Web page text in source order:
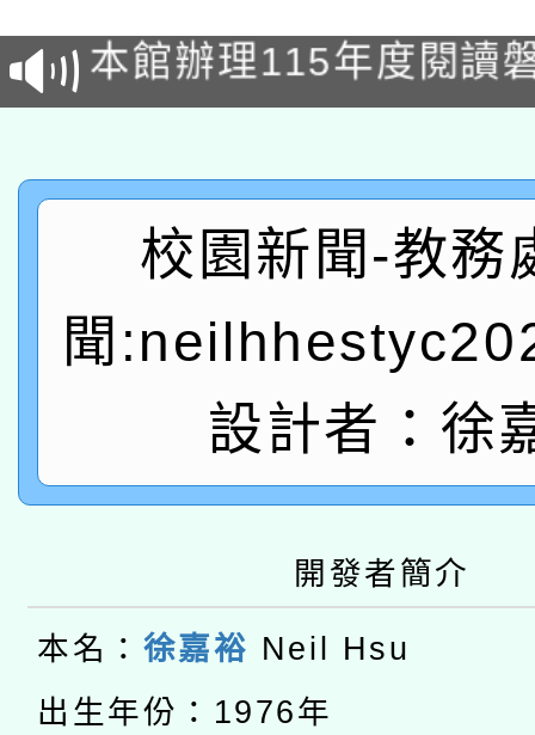
本館辦理115年度閱讀
暨閱讀推動專業研習
科技賦能─人工智慧
礎課程
「數位內容與教學軟
pilot」
有關大陸委員會函釋公
薪期間赴陸應申請許可
轉知經濟部水利署委託
業技術研究院辦理「
用水績優單位及節水達
115年8月22日(星期六
桃園市孔廟祈福系列
2026年桃園地景藝術
「2026桃園藝術巡演
適應運動共學行動站研
本館辦理115年度閱讀
暨閱讀推動專業研習
科技賦能─人工智慧
校園新聞-教務
聞
設計者：徐
開發者簡介
本名： 徐嘉裕 Neil Hsu
出生年份：1976年